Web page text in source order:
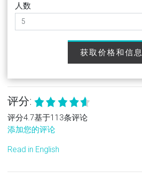
人数
获取价格和信息
评分:
评分4.7基于113条评论
添加您的评论
Read in English